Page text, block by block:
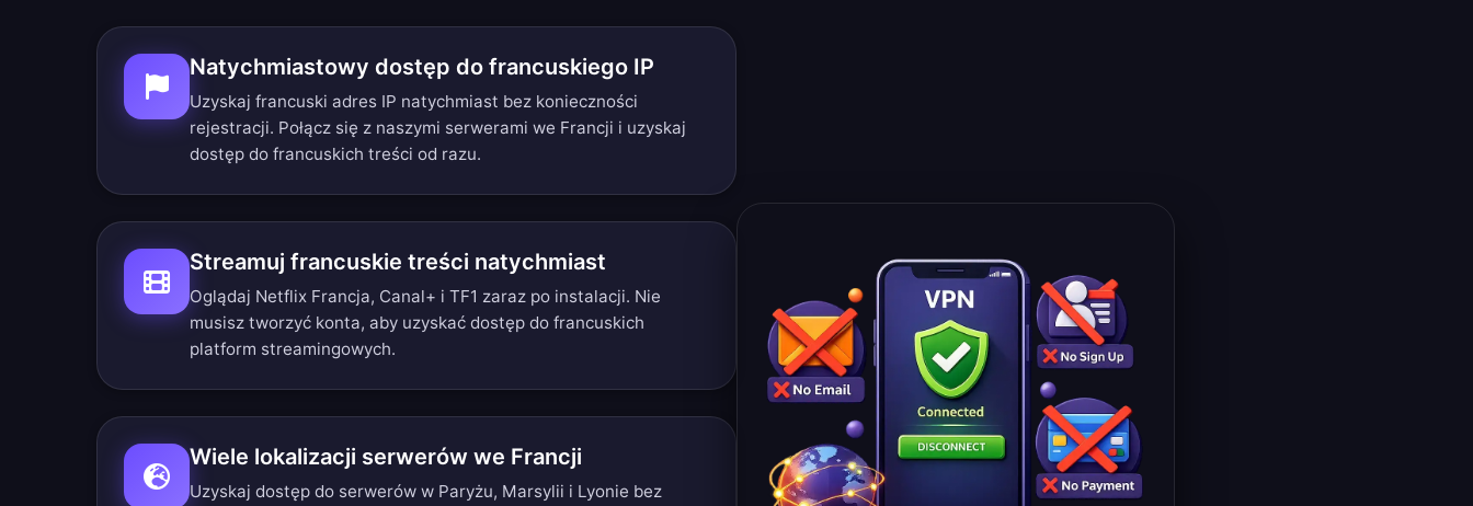
Natychmiastowy dostęp do francuskiego IP
Uzyskaj francuski adres IP natychmiast bez konieczności
rejestracji. Połącz się z naszymi serwerami we Francji i uzyskaj
dostęp do francuskich treści od razu.
Streamuj francuskie treści natychmiast
Oglądaj Netflix Francja, Canal+ i TF1 zaraz po instalacji. Nie
musisz tworzyć konta, aby uzyskać dostęp do francuskich
platform streamingowych.
Wiele lokalizacji serwerów we Francji
Uzyskaj dostęp do serwerów w Paryżu, Marsylii i Lyonie bez